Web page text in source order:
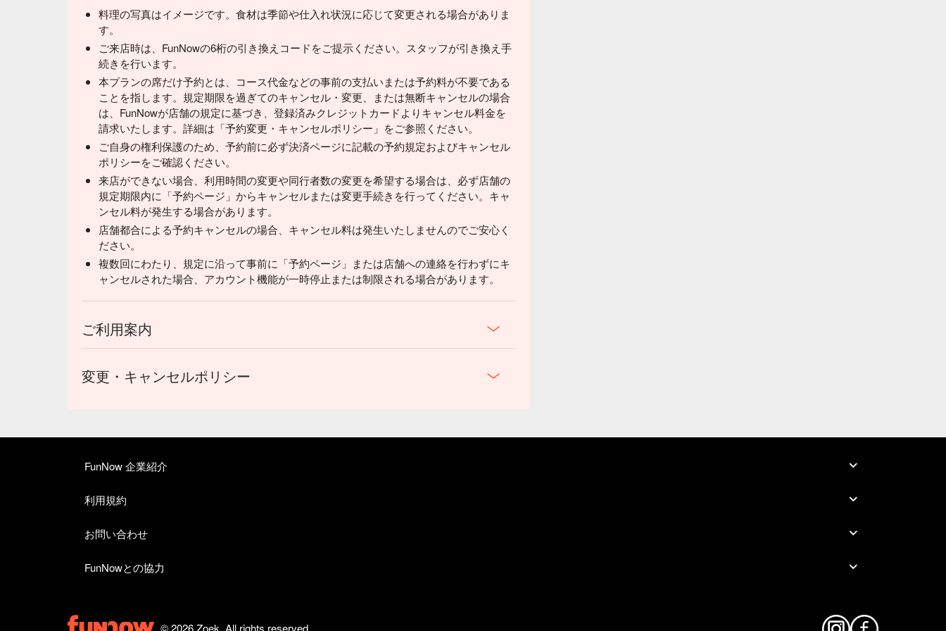
料理の写真はイメージです。食材は季節や仕入れ状況に応じて変更される場合がありま
す。
ご来店時は、FunNowの6桁の引き換えコードをご提示ください。スタッフが引き換え手
続きを行います。
本プランの席だけ予約とは、コース代金などの事前の支払いまたは予約料が不要である
ことを指します。規定期限を過ぎてのキャンセル・変更、または無断キャンセルの場合
は、FunNowが店舗の規定に基づき、登録済みクレジットカードよりキャンセル料金を
請求いたします。詳細は「予約変更・キャンセルポリシー」をご参照ください。
ご自身の権利保護のため、予約前に必ず決済ページに記載の予約規定およびキャンセル
ポリシーをご確認ください。
来店ができない場合、利用時間の変更や同行者数の変更を希望する場合は、必ず店舗の
規定期限内に「予約ページ」からキャンセルまたは変更手続きを行ってください。キャ
ンセル料が発生する場合があります。
店舗都合による予約キャンセルの場合、キャンセル料は発生いたしませんのでご安心く
ださい。
複数回にわたり、規定に沿って事前に「予約ページ」または店舗への連絡を行わずにキ
ャンセルされた場合、アカウント機能が一時停止または制限される場合があります。
ご利用案内
変更・キャンセルポリシー
FunNow 企業紹介
利用規約
お問い合わせ
FunNowとの協力
© 2026 Zoek. All rights reserved.